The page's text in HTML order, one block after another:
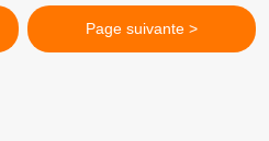
Page suivante >